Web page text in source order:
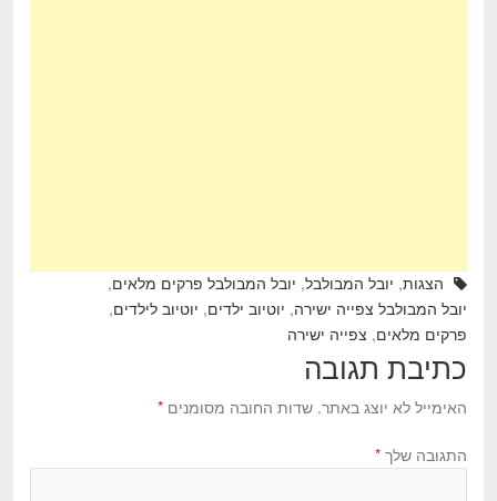
הצגות, יובל המבולבל, יובל המבולבל פרקים מלאים,
יובל המבולבל צפייה ישירה, יוטיוב ילדים, יוטיוב לילדים,
פרקים מלאים, צפייה ישירה
כתיבת תגובה
האימייל לא יוצג באתר. שדות החובה מסומנים *
התגובה שלך *